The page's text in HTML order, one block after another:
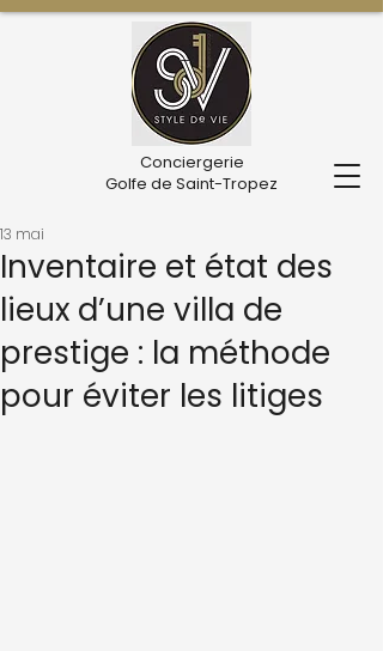
Conciergerie
Golfe de Saint-Tropez
Inventaire et état des
lieux d’une villa de
prestige : la méthode
pour éviter les litiges
13 mai